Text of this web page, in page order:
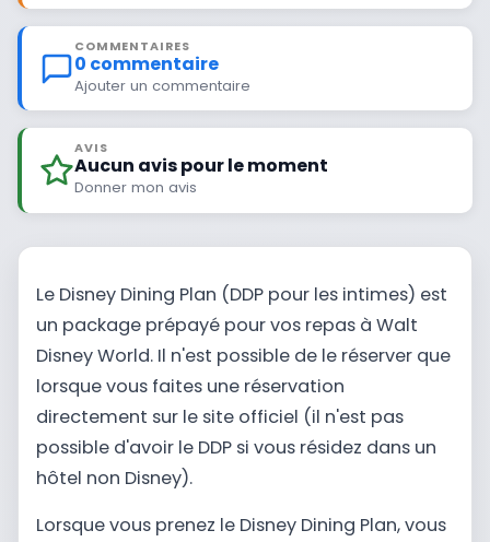
COMMENTAIRES
0 commentaire
Ajouter un commentaire
AVIS
Aucun avis pour le moment
Donner mon avis
Le Disney Dining Plan (DDP pour les intimes) est
un package prépayé pour vos repas à Walt
Disney World. Il n'est possible de le réserver que
lorsque vous faites une réservation
directement sur le site officiel (il n'est pas
possible d'avoir le DDP si vous résidez dans un
hôtel non Disney).
Lorsque vous prenez le Disney Dining Plan, vous